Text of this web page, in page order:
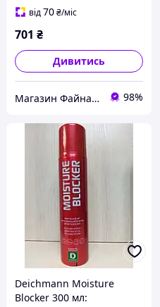
від70₴/міс
701 ₴
Дивитись
Магазин Файна майстерня 98%
Deichmann Moisture
Blocker 300 мл: